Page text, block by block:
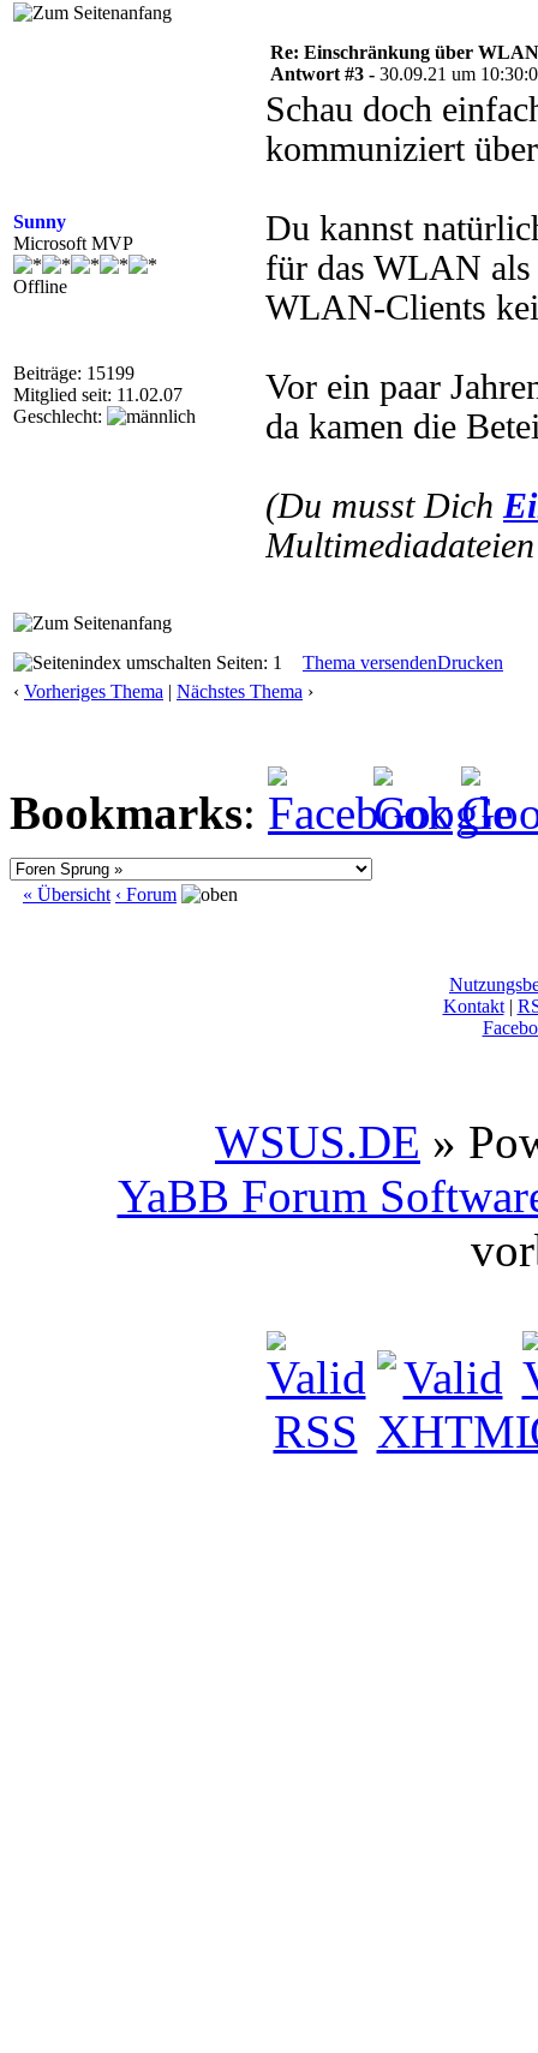
Sunny
Microsoft MVP
Offline
Beiträge: 15199
Mitglied seit: 11.02.07
Geschlecht:
Re: Einschränkung über WLAN
Antwort #3 - 30.09.21 um
Schau doch
kommuniziert
Du kannst
für das WLAN als
WLAN-Clients
Vor ein paar
da kamen die
(Du musst Dich
Seiten: 1 Thema versendenDrucken
‹ Vorheriges Thema | Nächstes Thema ›
Bookmarks:
« Übersicht ‹ Forum
Kontakt|
WSUS.DE »
YaBB Forum